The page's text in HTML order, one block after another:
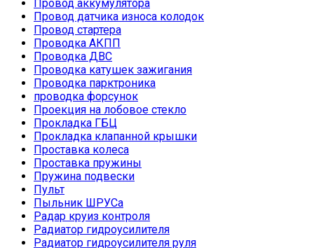
Провод аккумулятора
Провод датчика износа колодок
Провод стартера
Проводка АКПП
Проводка ДВС
Проводка катушек зажигания
Проводка парктроника
проводка форсунок
Проекция на лобовое стекло
Прокладка ГБЦ
Прокладка клапанной крышки
Проставка колеса
Проставка пружины
Пружина подвески
Пульт
Пыльник ШРУСа
Радар круиз контроля
Радиатор гидроусилителя
Радиатор гидроусилителя руля